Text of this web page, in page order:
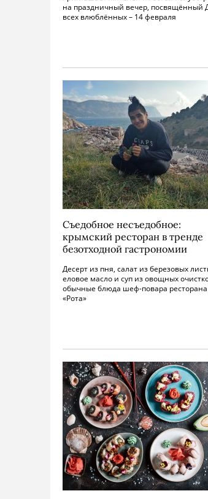
на праздничный вечер, посвящённый
всех влюблённых – 14 февраля
Съедобное несъедобное:
крымский ресторан в тренде
безотходной гастрономии
Десерт из пня, салат из березовых
еловое масло и суп из овощных
обычные блюда шеф-повара ресторана
«Рота»